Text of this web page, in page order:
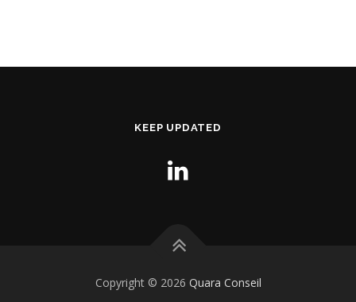
KEEP UPDATED
Copyright © 2026 Quara Conseil